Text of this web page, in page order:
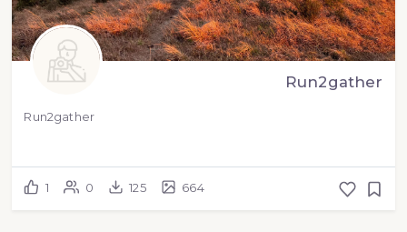
Run2gather
Run2gather
1 0 125 664